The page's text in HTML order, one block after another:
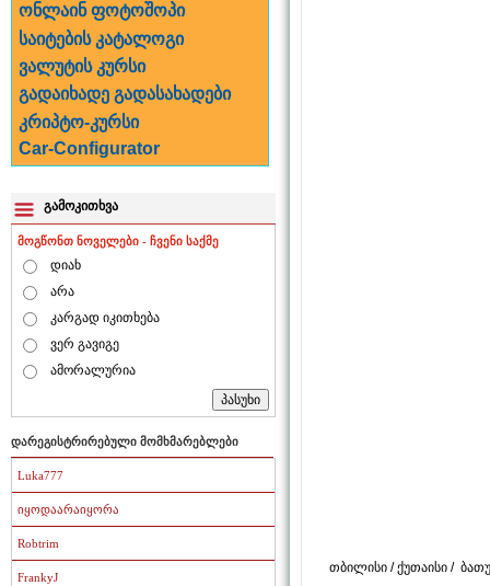
ონლაინ ფოტოშოპი
საიტების კატალოგი
ვალუტის კურსი
გადაიხადე გადასახადები
კრიპტო-კურსი
Car-Configurator
გამოკითხვა
მოგწონთ ნოველები - ჩვენი საქმე
დიახ
არა
კარგად იკითხება
ვერ გავიგე
ამორალურია
დარეგისტრირებული მომხმარებლები
Luka777
იყოდაარაიყორა
Robtrim
FrankyJ
თბილისი /ქუთაისი /